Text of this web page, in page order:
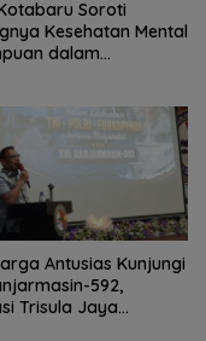
Soroti
Kesehatan Mental
dalam
Antusias Kunjungi
592,
Trisula Jaya